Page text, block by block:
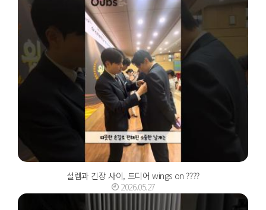
설렘과 긴장 사이, 드디어 wings on ????
2026.05.27